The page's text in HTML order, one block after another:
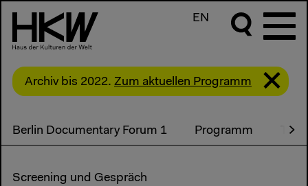
EN
Archiv bis 2022. Zum aktuellen Programm
Berlin Documentary Forum 1 Programm
Screening und Gespräch